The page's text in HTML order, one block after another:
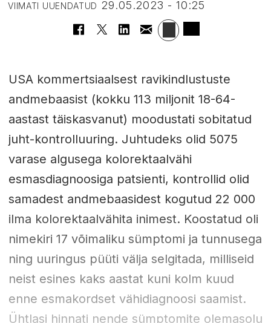
VIIMATI UUENDATUD 29.05.2023 - 10:25
USA kommertsiaalsest ravikindlustuste
andmebaasist (kokku 113 miljonit 18-64-
aastast täiskasvanut) moodustati sobitatud
juht-kontrolluuring. Juhtudeks olid 5075
varase algusega kolorektaalvähi
esmasdiagnoosiga patsienti, kontrollid olid
samadest andmebaasidest kogutud 22 000
ilma kolorektaalvähita inimest. Koostatud oli
nimekiri 17 võimaliku sümptomi ja tunnusega
ning uuringus püüti välja selgitada, milliseid
neist esines kaks aastat kuni kolm kuud
enne esmakordset vähidiagnoosi saamist.
Ühtlasi hinnati nende sümptomite olemasolu